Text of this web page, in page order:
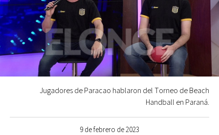
9 de febrero de 2023
Jugadores de Paracao hablaron del Torneo de Beach
Handball en Paraná.